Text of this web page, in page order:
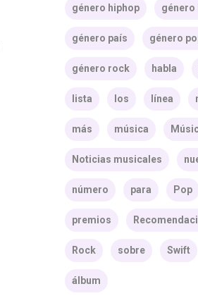
género hiphop género
género país género
género rock habla
lista los línea
más música
Noticias musicales
número para Pop
premios
Rock sobre Swift
álbum